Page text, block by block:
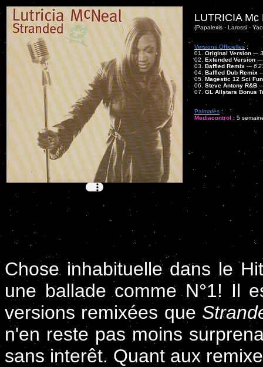
LUTRICIA
(Papalexis - Larossi -
Versions Officielles :
01. Original Version ---
02. Extended Version
03.Baffled Remix ---
04. Baffled Dub Remix
05.Magestic 12 Sci
06. Steve Antony R&B
07. GL Allstars Bonus
Palmarès :
Mediacontrol : 5
Chose inhabituelle dans le
une ballade comme N°1! Il
versions remixées que
n'en reste pas moins
sans interêt. Quant aux